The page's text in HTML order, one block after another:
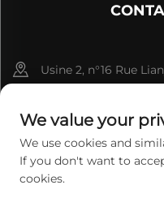
Usine 2, n°16 Rue
We value your
We use cookies and
If you don't want to
cookies.